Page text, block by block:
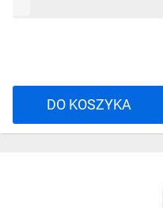
DO KOSZYKA